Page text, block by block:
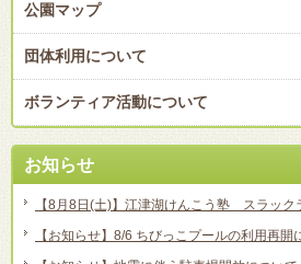
公園マップ
団体利用について
ボランティア活動について
お知らせ
【8月8日(土)】江津湖けんこう塾 スラック
【お知らせ】8/6 ちびっこプールの利用再開